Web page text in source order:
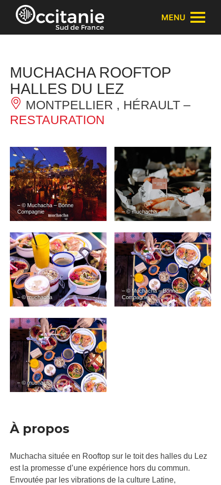
Panneau de gestion des cookies
MENU
MUCHACHA ROOFTOP
HALLES DU LEZ
MONTPELLIER , HÉRAULT –
RESTAURATION
– © Muchacha – Bonne
Compagnie
– © muchacha
– © muchacha
– © Muchacha – Bonne
Compagnie
– © muchacha
À propos
Muchacha située en Rooftop sur le toit des halles du Lez
est la promesse d’une expérience hors du commun.
Envoutée par les vibrations de la culture Latine,